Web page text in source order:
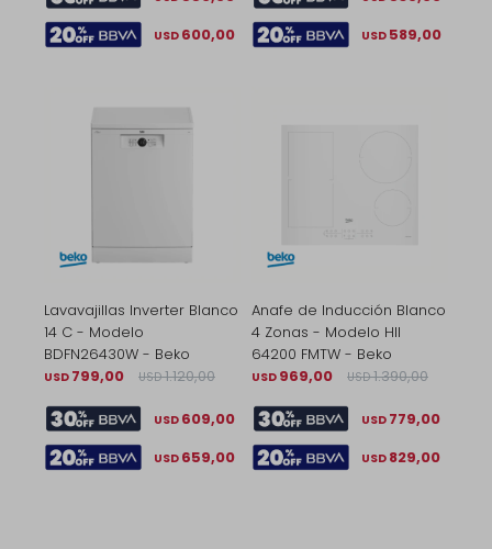
USD 600,00 USD 589,00
Lavavajillas Inverter Blanco
14 C - Modelo
BDFN26430W - Beko
USD 799,00 USD 1.120,00
USD 609,00
USD 659,00
Anafe de Inducción Blanco
4 Zonas - Modelo HII
64200 FMTW - Beko
USD 969,00 USD 1.390,00
USD 779,00
USD 829,00